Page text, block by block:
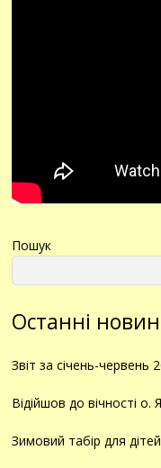
Пошук
Останні
Звіт за січень-червень
Відійшов до вічності о.
Зимовий табір для дітей